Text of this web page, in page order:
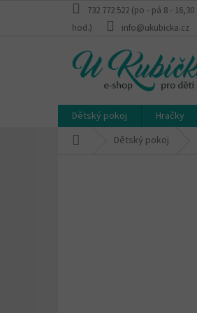
732 772 522 (po - pá 8 - 16,30
hod.)
info@ukubicka.cz
Dětský pokoj Hračky
Dětský pokoj